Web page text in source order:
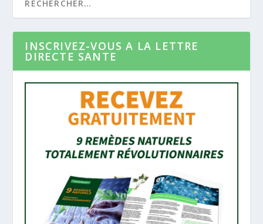
INSCRIVEZ-VOUS A LA LETTRE
DIRECTE SANTE